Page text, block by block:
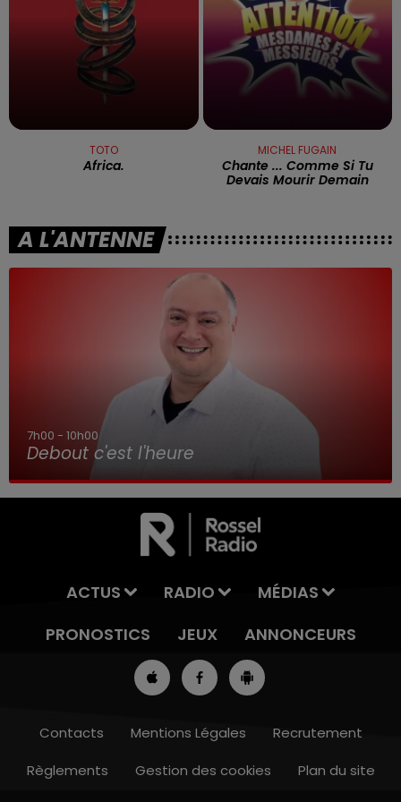
16h00 - 19h00
TOTO
Africa.
MICHEL FUGAIN
Chante ... Comme Si Tu
Devais Mourir Demain
A L'ANTENNE
7h00 - 10h00
Debout c'est l'heure
ACTUS RADIO
MÉDIAS
PRONOSTICS
JEUX ANNONCEURS
Contacts Mentions Légales
Recrutement
Règlements
Gestion des cookies Plan du site